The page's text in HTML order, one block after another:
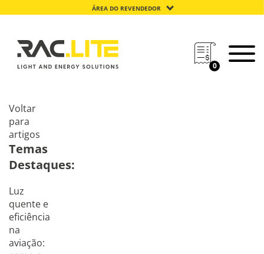
ÁREA DO REVENDEDOR
0
Voltar
para
artigos
Temas
Destaques:
Luz
quente e
eficiência
na
aviação: